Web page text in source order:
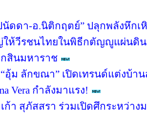
นัดดา-อ.นิติกฤตย์” ปลุกพลังหึก
ห้วีรชนไทยในพิธีกตัญญูแผ่นดิน
กสินมหาราช
“อุ้ม ลักขณา” เปิดเทรนด์แต่งบ้า
Vera กำลังมาแรง!
ก้า สุภัสสรา ร่วมเปิดศึกระหว่าง